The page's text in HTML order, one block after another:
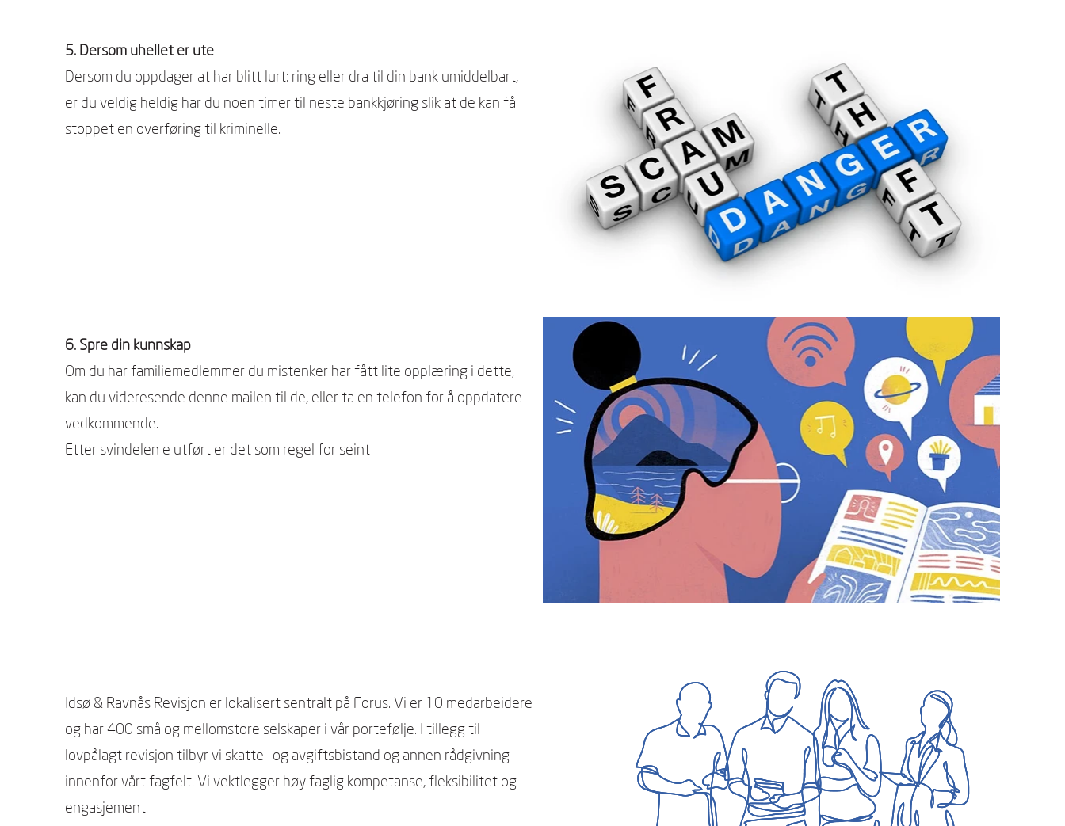
5. Dersom uhellet er ute
Dersom du oppdager at har blitt lurt: ring eller dra til din bank umiddelbart,
er du veldig heldig har du noen timer til neste bankkjøring slik at de kan få
stoppet en overføring til kriminelle.
6. Spre din kunnskap
Om du har familiemedlemmer du mistenker har fått lite opplæring i dette,
kan du videresende denne mailen til de, eller ta en telefon for å oppdatere
vedkommende.
Etter svindelen e utført er det som regel for seint
Idsø & Ravnås Revisjon er lokalisert sentralt på Forus. Vi er 10 medarbeidere
og har 400 små og mellomstore selskaper i vår portefølje. I tillegg til
lovpålagt revisjon tilbyr vi skatte- og avgiftsbistand og annen rådgivning
innenfor vårt fagfelt. Vi vektlegger høy faglig kompetanse, fleksibilitet og
engasjement.